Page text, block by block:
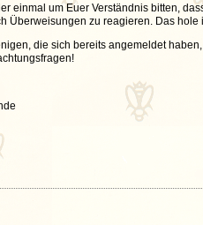
einmal um Euer Verständnis bitten,
Überweisungen zu reagieren. Das
die sich bereits angemeldet